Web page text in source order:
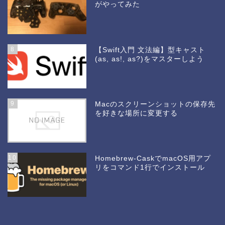
がやってみた
8
【Swift入門 文法編】型キャスト
(as, as!, as?)をマスターしよう
9
Macのスクリーンショットの保存先
を好きな場所に変更する
10
Homebrew-CaskでmacOS用アプ
リをコマンド1行でインストール